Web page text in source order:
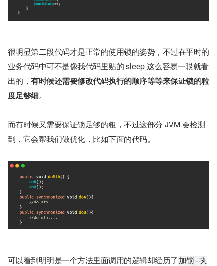
很明显第二段代码才是正常的使用锁的姿势，不过在平时的
业务代码中可不是像我代码里贴的 sleep 这么容易一眼就看
出的， 有时候还需要修改代码执行的顺序等等来保证锁的粒
度足够细。
而有时候又需要保证锁足够的粗，不过这部分 JVM 会检测
到，它会帮我们做优化，比如下面的代码。
可以看到明明是一个方法里面调用的逻辑却经历了加锁-执